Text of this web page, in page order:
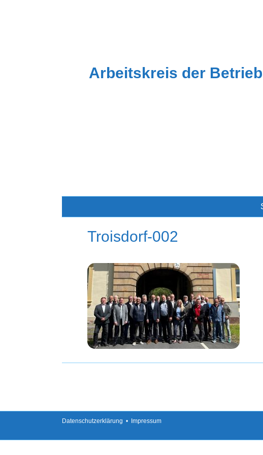
Arbeitskreis der
Troisdorf-002
Datenschutzerklärung • Impressum